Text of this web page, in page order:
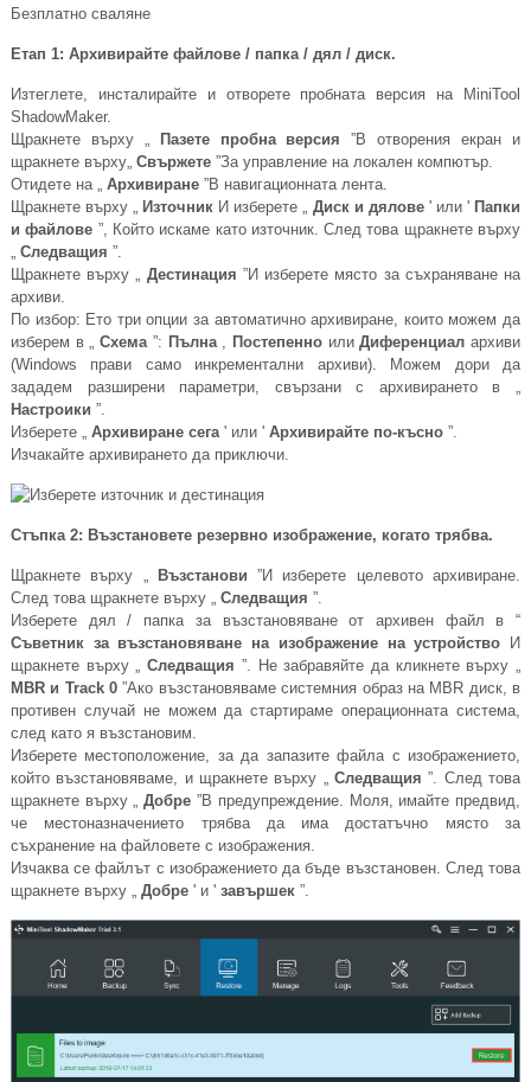
Безплатно сваляне
Етап 1: Архивирайте файлове / папка / дял / диск.
Изтеглете, инсталирайте и отворете пробната версия на MiniTool
ShadowMaker.
Щракнете върху „
Пазете пробна версия ”В отворения екран и
щракнете върху„ Свържете”За управление на локален компютър.
Отидете на „ Архивиране”В навигационната лента.
Щракнете върху „ Източник И изберете „ Диск и дялове' или ' Папки
и файлове ”, Който искаме като източник. След това щракнете върху
„ Следващия ”.
Щракнете върху „ Дестинация ”И изберете място за съхраняване на
архиви.
По избор: Ето три опции за автоматично архивиране, които можем да
изберем в „Схема”: Пълна, ПостепенноилиДиференциал архиви
(Windows прави само инкрементални архиви). Можем дори да
зададем разширени параметри, свързани с архивирането в „
Настроики ”.
Изберете „ Архивиране сега' или ' Архивирайте по-късно”.
Изчакайте архивирането да приключи.
Стъпка 2: Възстановете резервно изображение, когато трябва.
Щракнете върху „ Възстанови ”И изберете целевото архивиране.
След това щракнете върху „ Следващия ”.
Изберете дял / папка за възстановяване от архивен файл в “
Съветник за възстановяване на изображение на устройство И
щракнете върху „Следващия ”. Не забравяйте да кликнете върху „
MBR и Track 0 ”Ако възстановяваме системния образ на MBR диск, в
противен случай не можем да стартираме операционната система,
след като я възстановим.
Изберете местоположение, за да запазите файла с изображението,
който възстановяваме, и щракнете върху „Следващия ”. След това
щракнете върху „Добре ”В предупреждение. Моля, имайте предвид,
че местоназначението трябва да има достатъчно място за
съхранение на файловете с изображения.
Изчаква се файлът с изображението да бъде възстановен. След това
щракнете върху „ Добре' и ' завършек”.